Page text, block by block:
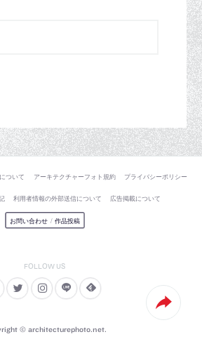
ついて アーキテクチャーフォト規約 プライバシーポリシー
利用者情報の外部送信について 広告掲載について
お問い合わせ / 作品投稿
© architecturephoto.net.